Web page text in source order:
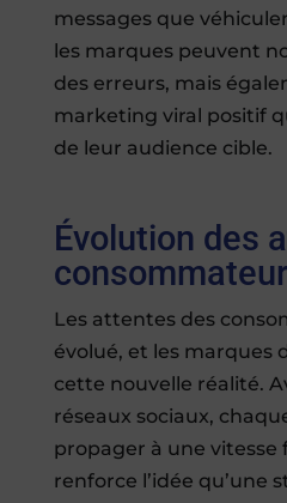
messages que
les marques peuvent
des erreurs, mais
marketing viral positif
de leur audience cible.
Évolution des
Les attentes des
évolué, et les marques
cette nouvelle réalité.
réseaux sociaux,
propager à une vitesse
renforce l’idée qu’une